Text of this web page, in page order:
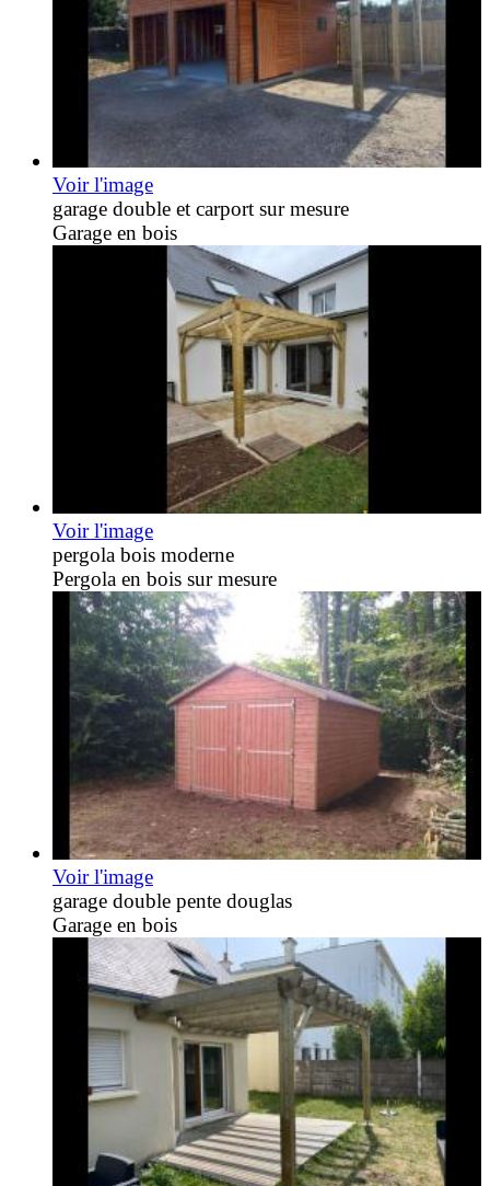
Voir l'image
garage double et carport sur mesure
Garage en bois
Voir l'image
pergola bois moderne
Pergola en bois sur mesure
Voir l'image
garage double pente douglas
Garage en bois